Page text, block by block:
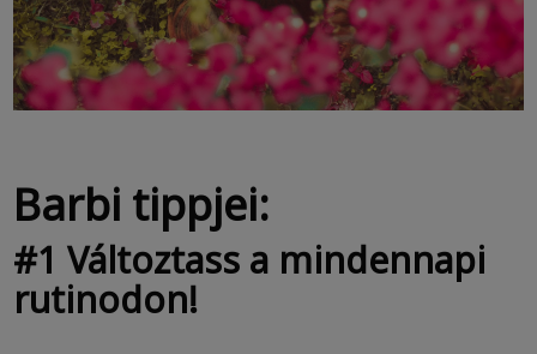
Barbi tippjei:
#1 Változtass a mindennapi
rutinodon!